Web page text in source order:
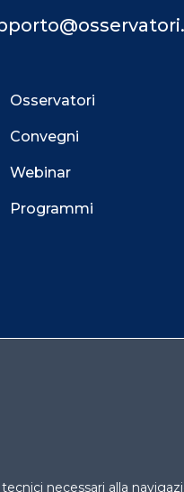
Osservatori
Convegni
Webinar
Programmi
necessari alla